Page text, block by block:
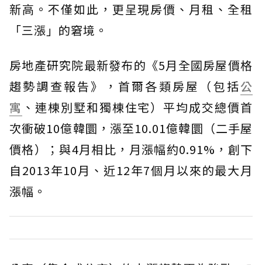
新高。不僅如此，更呈現房價、月租、全租
「三漲」的窘境。
房地產研究院最新發布的《5月全國房屋價格
趨勢調查報告》，首爾各類房屋（包括公
寓 、連棟別墅和獨棟住宅）平均成交總價首
次衝破10億韓圜，漲至10.01億韓圜（二手屋
價格）；與4月相比，月漲幅約0.91%，創下
自2013年10月、近12年7個月以來的最大月
漲幅。